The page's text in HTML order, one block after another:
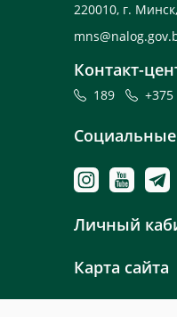
220010, г.
Контакт-
189
Социальные
Личный
Карта сайта